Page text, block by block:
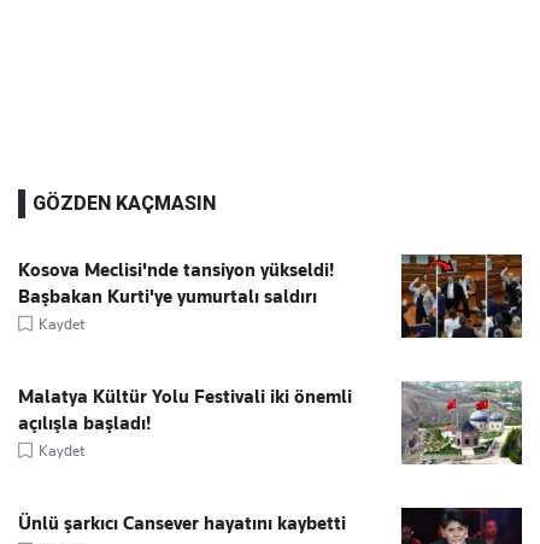
GÖZDEN KAÇMASIN
Kosova Meclisi'nde tansiyon yükseldi!
Başbakan Kurti'ye yumurtalı saldırı
Kaydet
Malatya Kültür Yolu Festivali iki önemli
açılışla başladı!
Kaydet
Ünlü şarkıcı Cansever hayatını kaybetti